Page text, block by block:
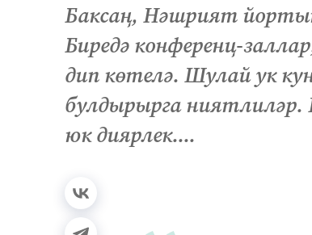
Баксаң, Нәшрият
Биредә конференц-
дип көтелә. Шулай ук
булдырырга
юк диярлек....